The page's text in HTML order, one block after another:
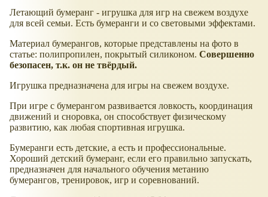
Летающий бумеранг - игрушка для игр на свежем воздухе
для всей семьи. Есть бумеранги и со световыми эффектами.
Материал бумерангов, которые представлены на фото в
статье: полипропилен, покрытый силиконом. Совершенно
безопасен, т.к. он не твёрдый.
Игрушка предназначена для игры на свежем воздухе.
При игре с бумерангом развивается ловкость, координация
движений и сноровка, он способствует физическому
развитию, как любая спортивная игрушка.
Бумеранги есть детские, а есть и профессиональные.
Хороший детский бумеранг, если его правильно запускать,
предназначен для начального обучения метанию
бумерангов, тренировок, игр и соревнований.